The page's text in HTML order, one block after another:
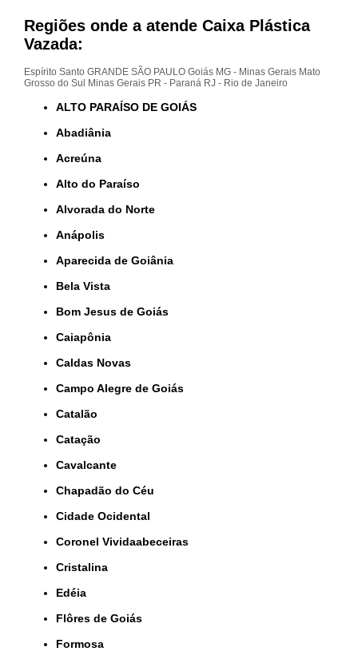
Regiões onde a atende Caixa Plástica
Vazada:
Espírito Santo GRANDE SÃO PAULO Goiás MG - Minas Gerais Mato
Grosso do Sul Minas Gerais PR - Paraná RJ - Rio de Janeiro
ALTO PARAÍSO DE GOIÁS
Abadiânia
Acreúna
Alto do Paraíso
Alvorada do Norte
Anápolis
Aparecida de Goiânia
Bela Vista
Bom Jesus de Goiás
Caiapônia
Caldas Novas
Campo Alegre de Goiás
Catalão
Catação
Cavalcante
Chapadão do Céu
Cidade Ocidental
Coronel Vividaabeceiras
Cristalina
Edéia
Flôres de Goiás
Formosa